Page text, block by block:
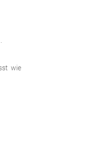
wie